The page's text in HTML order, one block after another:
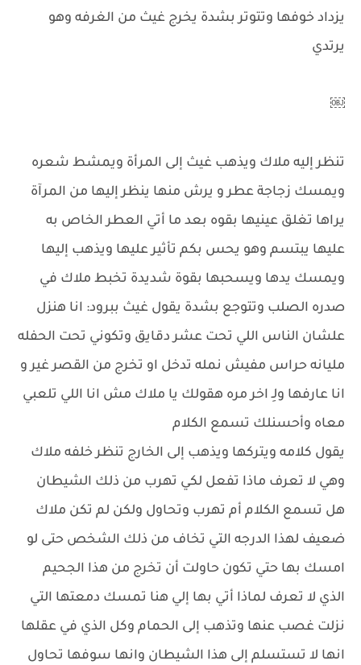
يزداد خوفها وتتوتر بشدة يخرج غيث من الغرفه وهو
يرتدي
￼
تنظر إليه ملاك ويذهب غيث إلى المرأة ويمشط شعره
ويمسك زجاجة عطر و يرش منها ينظر إليها من المرآة
يراها تغلق عينيها بقوه بعد ما أتي العطر الخاص به
عليها يبتسم وهو يحس بكم تأثير عليها ويذهب إليها
ويمسك يدها ويسحبها بقوة شديدة تخبط ملاك في
صدره الصلب وتتوجع بشدة يقول غيث ببرود: انا هنزل
علشان الناس اللي تحت عشر دقايق وتكوني تحت الحفله
مليانه حراس مفيش نمله تدخل او تخرج من القصر غير و
انا عارفها ولِـ اخر مره هقولك يا ملاك مش انا اللي تلعبي
معاه وأحسنلك تسمع الكلام
يقول كلامه ويتركها ويذهب إلى الخارج تنظر خلفه ملاك
وهي لا تعرف ماذا تفعل لكي تهرب من ذلك الشيطان
هل تسمع الكلام أم تهرب وتحاول ولكن لم تكن ملاك
ضعيف لهذا الدرجه التي تخاف من ذلك الشخص حتى لو
امسك بها حتي تكون حاولت أن تخرج من هذا الجحيم
الذي لا تعرف لماذا أتي بها إلي هنا تمسك دمعتها التي
نزلت غصب عنها وتذهب إلى الحمام وكل الذي في عقلها
انها لا تستسلم إلى هذا الشيطان وانها سوفها تحاول